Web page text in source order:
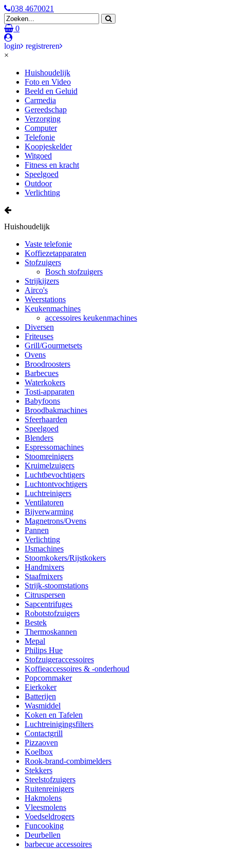
038 4670021
0
login
registreren
×
Huishoudelijk
Foto en Video
Beeld en Geluid
Carmedia
Gereedschap
Verzorging
Computer
Telefonie
Koopjeskelder
Witgoed
Fitness en kracht
Speelgoed
Outdoor
Verlichting
Huishoudelijk
Vaste telefonie
Koffiezetapparaten
Stofzuigers
Bosch stofzuigers
Strijkijzers
Airco's
Weerstations
Keukenmachines
accessoires keukenmachines
Diversen
Friteuses
Grill/Gourmetsets
Ovens
Broodroosters
Barbecues
Waterkokers
Tosti-apparaten
Babyfoons
Broodbakmachines
Sfeerhaarden
Speelgoed
Blenders
Espressomachines
Stoomreinigers
Kruimelzuigers
Luchtbevochtigers
Luchtontvochtigers
Luchtreinigers
Ventilatoren
Bijverwarming
Magnetrons/Ovens
Pannen
Verlichting
IJsmachines
Stoomkokers/Rijstkokers
Handmixers
Staafmixers
Strijk-stoomstations
Citruspersen
Sapcentrifuges
Robotstofzuigers
Bestek
Thermoskannen
Mepal
Philips Hue
Stofzuigeraccessoires
Koffieaccessoires & -onderhoud
Popcornmaker
Eierkoker
Batterijen
Wasmiddel
Koken en Tafelen
Luchtreinigingsfilters
Contactgrill
Pizzaoven
Koelbox
Rook-brand-combimelders
Stekkers
Steelstofzuigers
Ruitenreinigers
Hakmolens
Vleesmolens
Voedseldrogers
Funcooking
Deurbellen
barbecue accessoires